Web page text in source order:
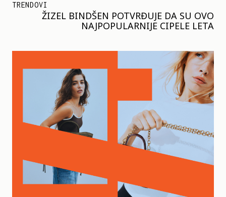
TRENDOVI
ŽIZEL BINDŠEN POTVRĐUJE DA SU OVO
NAJPOPULARNIJE CIPELE LETA